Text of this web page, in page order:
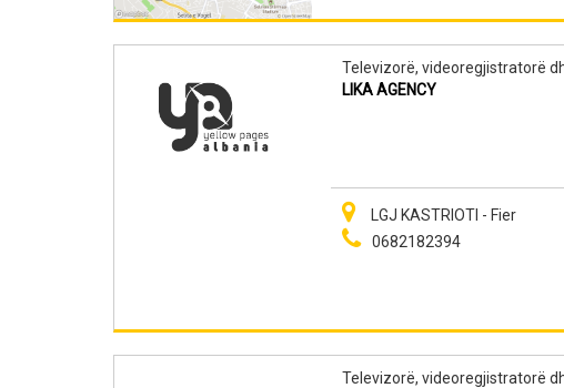
Televizorë, videoregjistratorë
LIKA AGENCY
LGJ KASTRIOTI - Fier
0682182394
Televizorë, videoregjistratorë